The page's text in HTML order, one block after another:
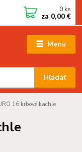
Menu
Hľadať
0 ks
za 0,00 €
16 krbové kachle